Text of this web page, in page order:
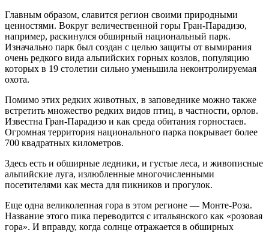
Главным образом, славится регион своими природными
ценностями. Вокруг величественной горы Гран-Парадизо,
например, раскинулся обширный национальный парк.
Изначально парк был создан с целью защиты от вымирания
очень редкого вида альпийских горных козлов, популяцию
которых в 19 столетии сильно уменьшила неконтролируемая
охота.
Помимо этих редких животных, в заповеднике можно также
встретить множество редких видов птиц, в частности, орлов.
Известна Гран-Парадизо и как среда обитания горностаев.
Огромная территория национального парка покрывает более
700 квадратных километров.
Здесь есть и обширные ледники, и густые леса, и живописные
альпийские луга, излюбленные многочисленными
посетителями как места для пикников и прогулок.
Еще одна великолепная гора в этом регионе — Монте-Роза.
Название этого пика переводится с итальянского как «розовая
гора». И вправду, когда солнце отражается в обширных